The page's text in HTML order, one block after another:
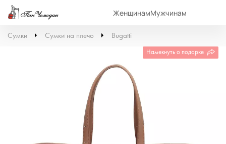
ЖенщинамМужчинам
Сумки Сумки на плечо Bugatti
Намекнуть о подарке